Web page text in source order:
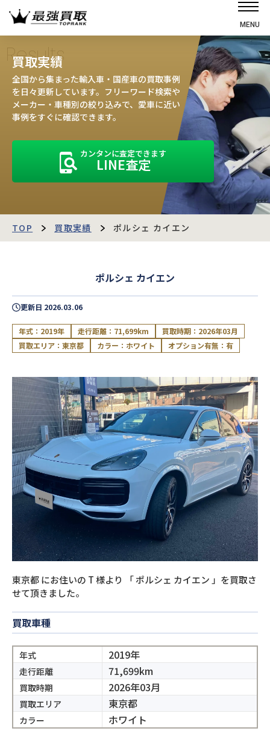
MENU
選ばれる理由
高価買取の仕組み
売却の流れ
お客様の声
運営会社
最強買取マガジン
閉じる
Results
買取実績
全国から集まった輸入車・国産車の買取事例
を日々更新しています。フリーワード検索や
メーカー・車種別の絞り込みで、愛車に近い
事例をすぐに確認できます。
カンタンに査定できます
LINE査定
TOP 買取実績 ポルシェ カイエン
ポルシェ カイエン
更新日 2026.03.06
年式：2019年 走行距離：71,699km
買取時期：2026年03月
買取エリア：東京都
カラー：ホワイト オプション有無：有
東京都にお住いの T様より 「ポルシェ カイエン 」を買取さ
せて頂きました。
買取車種
年式 2019年
走行距離 71,699km
買取時期 2026年03月
買取エリア 東京都
カラー ホワイト